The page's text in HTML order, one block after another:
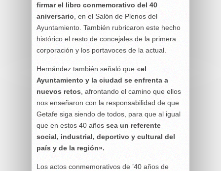
firmar el libro conmemorativo del 40
aniversario , en el Salón de Plenos del
Ayuntamiento. También rubricaron este hecho
histórico el resto de concejales de la primera
corporación y los portavoces de la actual.
Hernández también señaló que «el
Ayuntamiento y la ciudad se enfrenta a
nuevos retos , afrontando el camino que ellos
nos enseñaron con la responsabilidad de que
Getafe siga siendo de todos, para que al igual
que en estos 40 años sea un referente
social, industrial, deportivo y cultural del
país y de la región».
Los actos conmemorativos de ’40 años de